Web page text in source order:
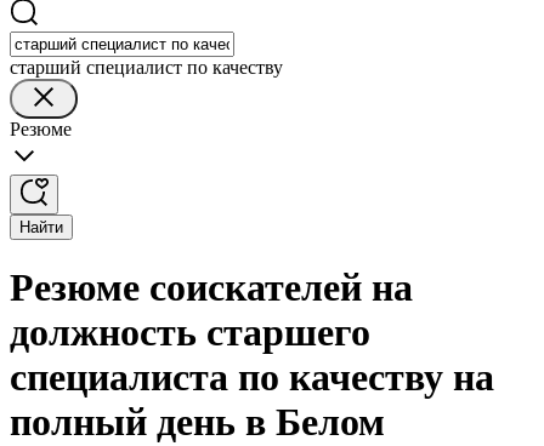
старший специалист по качеству
Резюме
Найти
Резюме соискателей на
должность старшего
специалиста по качеству на
полный день в Белом